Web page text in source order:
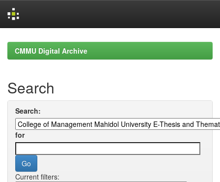
navigationCMMU Digital Archive
Search
Search:
for
Current filters: